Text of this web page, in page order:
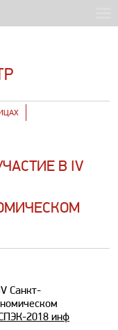
В IV
Санкт-
2018 инф